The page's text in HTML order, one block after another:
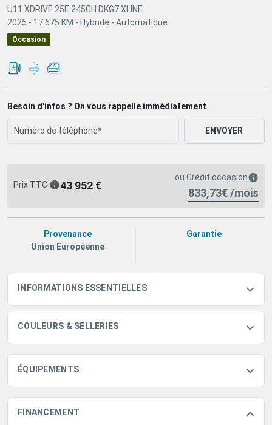
U11 XDRIVE 25E 245CH DKG7 XLINE
2025 - 17 675 KM - Hybride - Automatique
Occasion
Besoin d'infos ? On vous rappelle immédiatement
ENVOYER
Prix TTC 43 952 €
ou Crédit occasion
833,73€ /mois
Provenance
Union Européenne
Garantie
INFORMATIONS ESSENTIELLES
COULEURS & SELLERIES
ÉQUIPEMENTS
FINANCEMENT